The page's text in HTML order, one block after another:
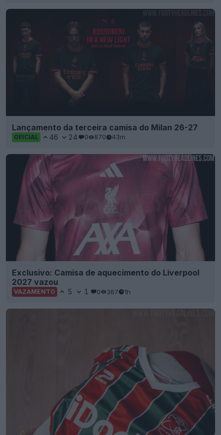
Lançamento da terceira camisa do Milan 26-27
OFICIAL 46 24 0 870 43m
Exclusivo: Camisa de aquecimento do Liverpool
2027 vazou
VAZAMENTO 5 1 0 367 1h